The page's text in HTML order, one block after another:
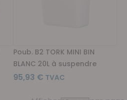
Poub. B2 TORK MINI BIN
BLANC 20L à suspendre
95,93 €